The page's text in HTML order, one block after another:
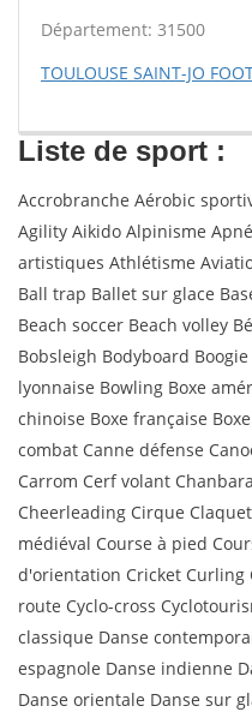
Département: 31500
TOULOUSE SAINT-JO
Liste de sport :
Accrobranche Aérobic
Agility Aikido Alpinisme
artistiques Athlétisme
Ball trap Ballet sur glace
Beach soccer Beach volley
Bobsleigh Bodyboard
lyonnaise Bowling Boxe
chinoise Boxe française
combat Canne défense
Carrom Cerf volant
Cheerleading Cirque
médiéval Course à pied
d'orientation Cricket Curling
route Cyclo-cross
classique Danse
espagnole Danse indienne
Danse orientale Danse sur